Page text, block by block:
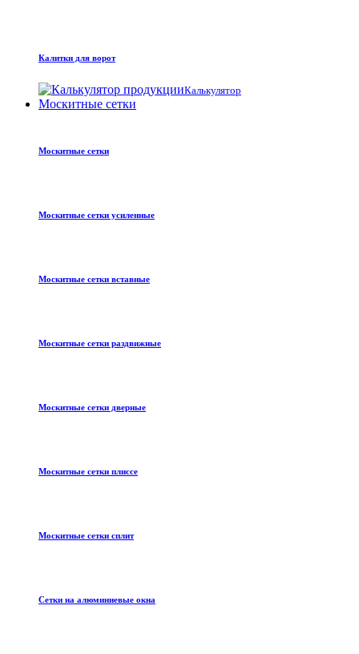
Калитки для ворот
Калькулятор
Москитные сетки
Москитные сетки
Москитные сетки усиленные
Москитные сетки вставные
Москитные сетки раздвижные
Москитные сетки дверные
Москитные сетки плиссе
Москитные сетки сплит
Сетки на алюминиевые окна